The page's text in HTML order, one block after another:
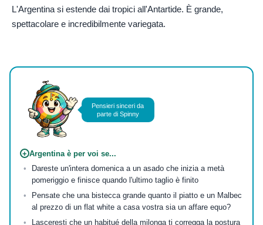
L'Argentina si estende dai tropici all'Antartide. È grande,
spettacolare e incredibilmente variegata.
Pensieri sinceri da
parte di Spinny
+ Argentina è per voi se...
Dareste un'intera domenica a un asado che inizia a metà
pomeriggio e finisce quando l'ultimo taglio è finito
Pensate che una bistecca grande quanto il piatto e un Malbec
al prezzo di un flat white a casa vostra sia un affare equo?
Lasceresti che un habitué della milonga ti corregga la postura